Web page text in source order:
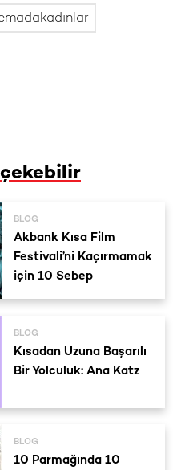
BLOG
Akbank Kısa Film
Festivali’ni Kaçırmamak
için 10 Sebep
BLOG
Kısadan Uzuna Başarılı
Bir Yolculuk: Ana Katz
BLOG
10 Parmağında 10